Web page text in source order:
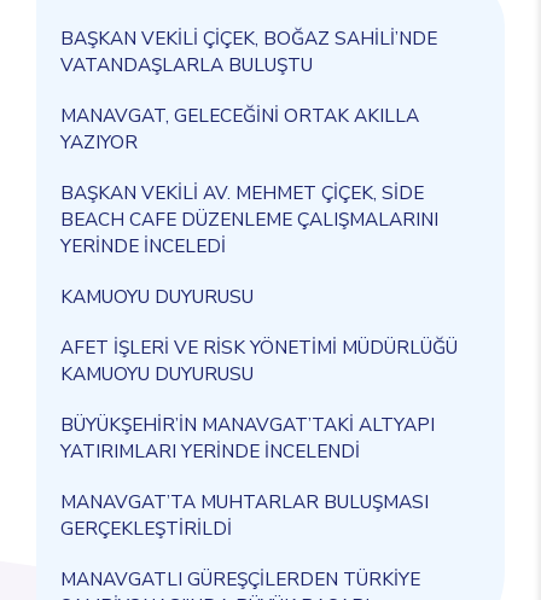
BAŞKAN VEKİLİ ÇİÇEK, BOĞAZ SAHİLİ’NDE
VATANDAŞLARLA BULUŞTU
MANAVGAT, GELECEĞİNİ ORTAK AKILLA
YAZIYOR
BAŞKAN VEKİLİ AV. MEHMET ÇİÇEK, SİDE
BEACH CAFE DÜZENLEME ÇALIŞMALARINI
YERİNDE İNCELEDİ
KAMUOYU DUYURUSU
AFET İŞLERİ VE RİSK YÖNETİMİ MÜDÜRLÜĞÜ
KAMUOYU DUYURUSU
BÜYÜKŞEHİR’İN MANAVGAT’TAKİ ALTYAPI
YATIRIMLARI YERİNDE İNCELENDİ
MANAVGAT’TA MUHTARLAR BULUŞMASI
GERÇEKLEŞTİRİLDİ
MANAVGATLI GÜREŞÇİLERDEN TÜRKİYE